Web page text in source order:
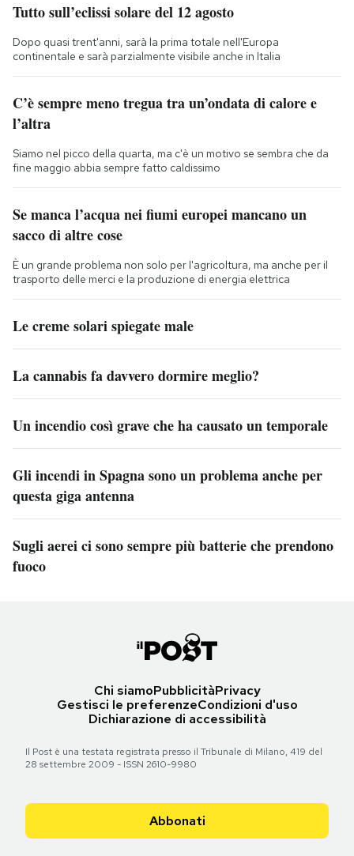
Tutto sull’eclissi solare del 12 agosto
Dopo quasi trent'anni, sarà la prima totale nell'Europa
continentale e sarà parzialmente visibile anche in Italia
C’è sempre meno tregua tra un’ondata di calore e
l’altra
Siamo nel picco della quarta, ma c'è un motivo se sembra che da
fine maggio abbia sempre fatto caldissimo
Se manca l’acqua nei fiumi europei mancano un
sacco di altre cose
È un grande problema non solo per l'agricoltura, ma anche per il
trasporto delle merci e la produzione di energia elettrica
Le creme solari spiegate male
La cannabis fa davvero dormire meglio?
Un incendio così grave che ha causato un temporale
Gli incendi in Spagna sono un problema anche per
questa giga antenna
Sugli aerei ci sono sempre più batterie che prendono
fuoco
Chi siamoPubblicitàPrivacy
Gestisci le preferenzeCondizioni d'uso
Dichiarazione di accessibilità
Il Post è una testata registrata presso il Tribunale di Milano, 419 del
28 settembre 2009 - ISSN 2610-9980
Abbonati